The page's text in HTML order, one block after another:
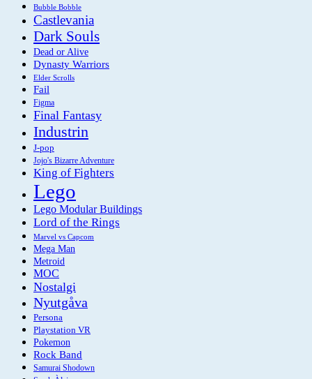
Bubble Bobble
Castlevania
Dark Souls
Dead or Alive
Dynasty Warriors
Elder Scrolls
Fail
Figma
Final Fantasy
Industrin
J-pop
Jojo's Bizarre Adventure
King of Fighters
Lego
Lego Modular Buildings
Lord of the Rings
Marvel vs Capcom
Mega Man
Metroid
MOC
Nostalgi
Nyutgåva
Persona
Playstation VR
Pokemon
Rock Band
Samurai Shodown